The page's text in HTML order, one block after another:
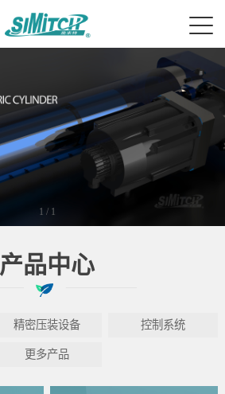
1 / 1
产品中心
精密压装设备 控制系统
更多产品